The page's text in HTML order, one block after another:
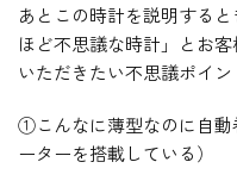
あとこの時計を説明する
ほど不思議な時計」とお
いただきたい不思議ポイン
①こんなに薄型なのに自動
ーターを搭載している）